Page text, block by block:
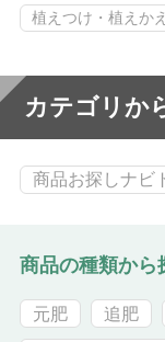
植えつけ・植えかえ
カテゴリか
商品お探しナビ
商品の種類から
元肥 追肥